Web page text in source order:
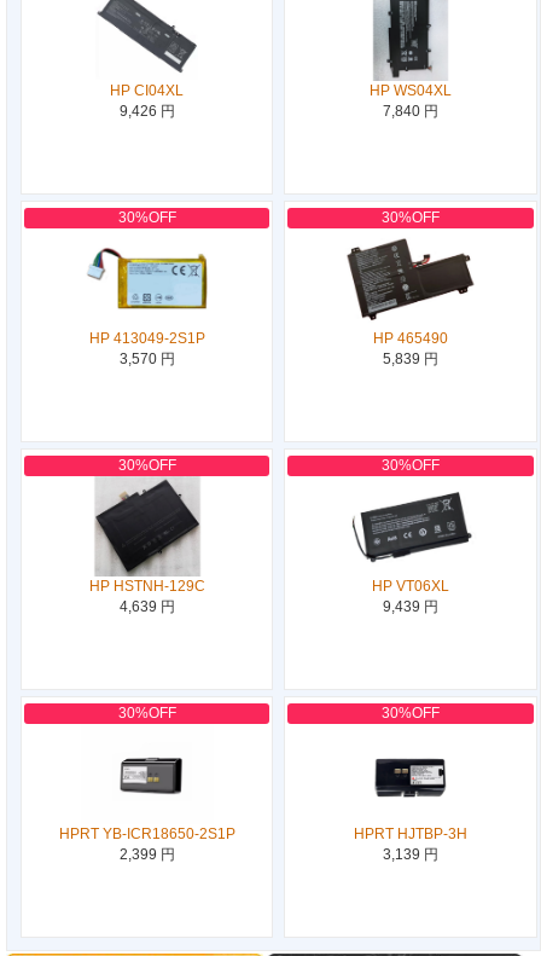
HP CI04XL
9,426 円
HP WS04XL
7,840 円
30%OFF
HP 413049-2S1P
3,570 円
30%OFF
HP 465490
5,839 円
30%OFF
HP HSTNH-129C
4,639 円
30%OFF
HP VT06XL
9,439 円
30%OFF
HPRT YB-ICR18650-2S1P
2,399 円
30%OFF
HPRT HJTBP-3H
3,139 円